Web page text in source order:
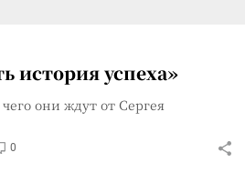
история успеха»
они ждут от Сергея
0